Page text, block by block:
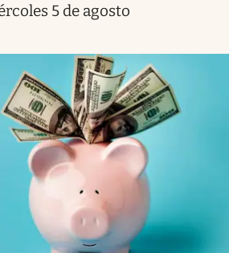
5 de agosto